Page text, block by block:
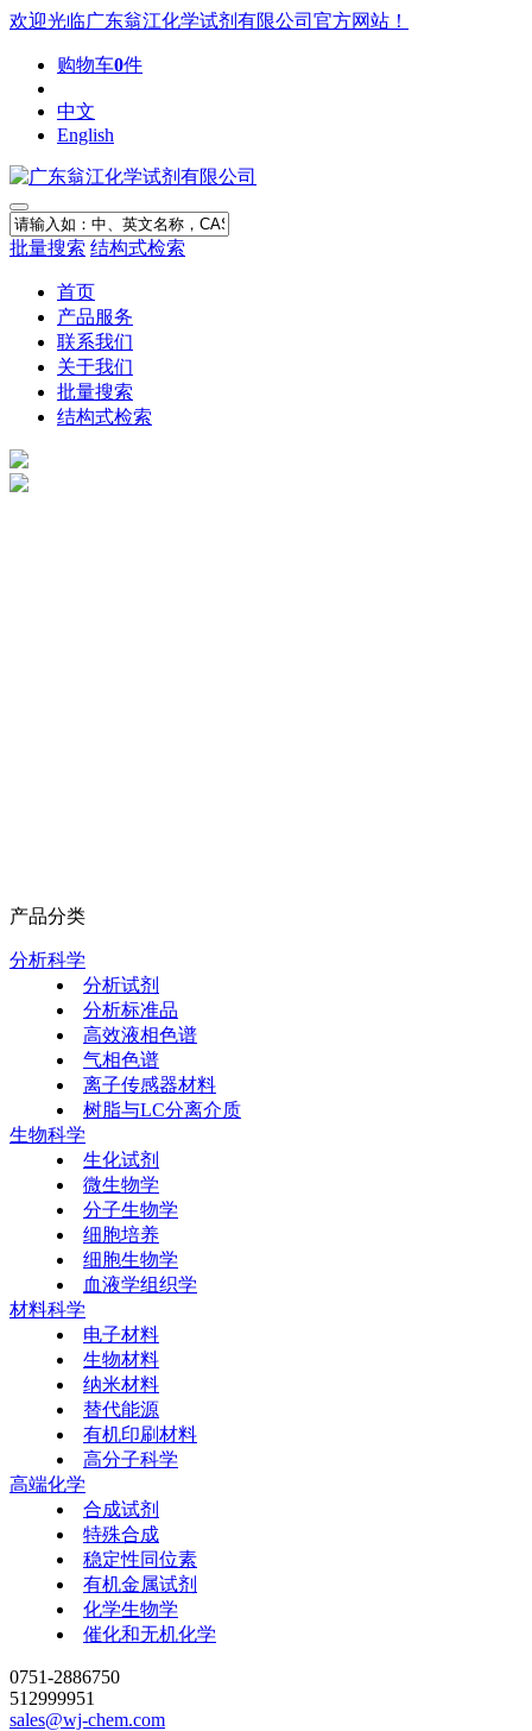
欢迎光临广东翁江化学试剂有限公司官方网站！
购物车0件
中文
English
批量搜索 结构式检索
首页
产品服务
联系我们
关于我们
批量搜索
结构式检索
产品分类
分析科学
分析试剂
分析标准品
高效液相色谱
气相色谱
离子传感器材料
树脂与LC分离介质
生物科学
生化试剂
微生物学
分子生物学
细胞培养
细胞生物学
血液学组织学
材料科学
电子材料
生物材料
纳米材料
替代能源
有机印刷材料
高分子科学
高端化学
合成试剂
特殊合成
稳定性同位素
有机金属试剂
化学生物学
催化和无机化学
0751-2886750
512999951
sales@wj-chem.com